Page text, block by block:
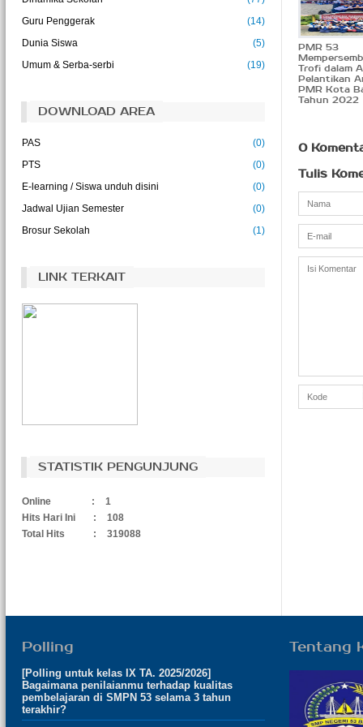
PMR 53
Trofi dalam
Pelantikan
PMR Kota
Tahun 2022
0
Tulis
Ilmu adalah kehidupan bagi pikiran
(Abu Bakar)
Guru Penggerak
(14)
Dunia Siswa
(5)
Umum & Serba-serbi
(19)
DOWNLOAD AREA
PAS
(0)
PTS
(0)
E-learning / Siswa unduh disini
(0)
Jadwal Ujian Semester
(0)
Brosur Sekolah
(1)
LINK TERKAIT
STATISTIK PENGUNJUNG
Online :
1
Hits Hari Ini
:
108
Total Hits
: 319088
Polling
[Polling untuk kelas IX TA. 2025/2026]
Bagaimana penilaianmu terhadap kualitas
pembelajaran di SMPN 53 selama 3 tahun
terakhir?
Tentang